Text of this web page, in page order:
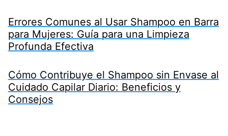
Errores Comunes al Usar Shampoo en Barra
para Mujeres: Guía para una Limpieza
Profunda Efectiva
Cómo Contribuye el Shampoo sin Envase al
Cuidado Capilar Diario: Beneficios y
Consejos